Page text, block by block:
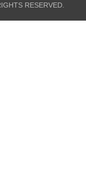
RESERVED.